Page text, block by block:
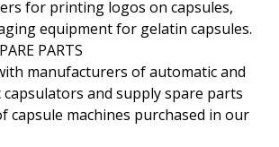
for printing logos on capsules,
equipment for gelatin capsules.
PARTS
manufacturers of automatic and
and supply spare parts
capsule machines purchased in our
07/08/2026 23:31
llevar mi máquina llenadora y
de plástico XL-12 a
comprar una máquina
cápsulas modelo GN-28